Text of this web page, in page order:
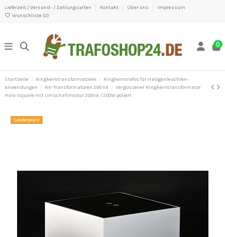
Lieferzeit / Versand- / Zahlungsarten Kontakt Über uns
Impressum
Wunschliste (0)
0
Startseite Ringkerntransformatoren
Ringkerntrafos für Halogenleuchten-
Anwendungen
RK-Transformatoren 200 VA
Vergossener Ringkerntransformator
Halo-Square mit Umschaltmodul 200VA / 200W poliert
Sonderpreis!